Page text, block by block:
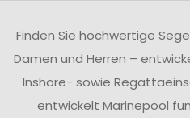
Finden Sie hochwertige
Damen und Herren –
Inshore- sowie
entwickelt Marinepool